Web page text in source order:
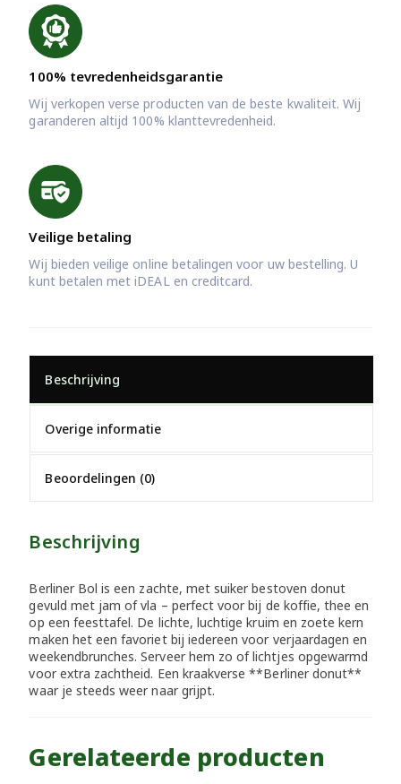
100% tevredenheidsgarantie
Wij verkopen verse producten van de beste kwaliteit. Wij
garanderen altijd 100% klanttevredenheid.
Veilige betaling
Wij bieden veilige online betalingen voor uw bestelling. U
kunt betalen met iDEAL en creditcard.
Beschrijving
Overige informatie
Beoordelingen (0)
Beschrijving
Berliner Bol is een zachte, met suiker bestoven donut
gevuld met jam of vla – perfect voor bij de koffie, thee en
op een feesttafel. De lichte, luchtige kruim en zoete kern
maken het een favoriet bij iedereen voor verjaardagen en
weekendbrunches. Serveer hem zo of lichtjes opgewarmd
voor extra zachtheid. Een kraakverse **Berliner donut**
waar je steeds weer naar grijpt.
Gerelateerde producten